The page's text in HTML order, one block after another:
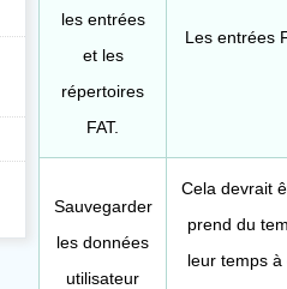
les entrées
et les
répertoires
FAT.
Les entrées
Sauvegarder
les données
utilisateur
Cela devrait
prend du
leur temps